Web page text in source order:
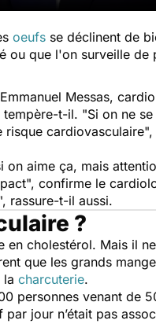
oeufs se déclinent de
ou que l'on surveille de
Messas,
tempère-t-il. "Si on ne
risque cardiovasculaire
aime ça, mais
", confirme le
rassure-t-il aussi.
?
cholestérol. Mais il
que les grands
la charcuterie.
personnes venant de
jour n’était pas